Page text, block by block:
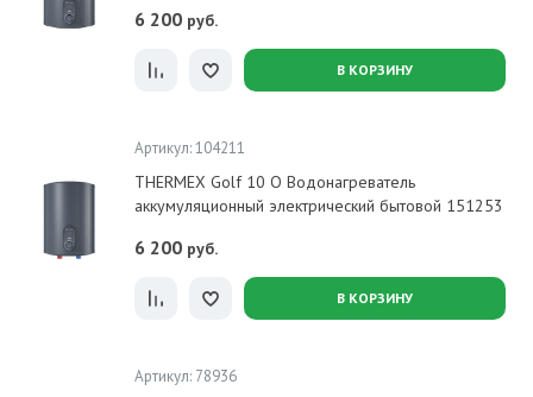
6 200 руб.
В КОРЗИНУ
Артикул: 104211
THERMEX Golf 10 O Водонагреватель
аккумуляционный электрический бытовой 151253
6 200 руб.
В КОРЗИНУ
Артикул: 78936